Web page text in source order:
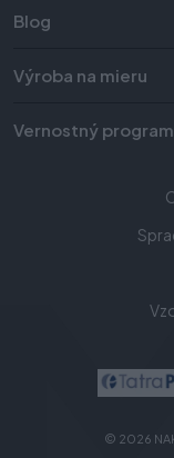
Blog
Výroba na mieru
Vernostný program
© 2026